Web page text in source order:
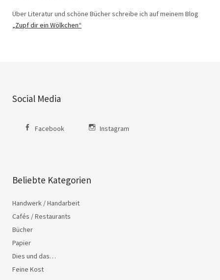
Über Literatur und schöne Bücher schreibe ich auf meinem Blog
„Zupf dir ein Wölkchen“
Social Media
Facebook Instagram
Beliebte Kategorien
Handwerk / Handarbeit
Cafés / Restaurants
Bücher
Papier
Dies und das…
Feine Kost